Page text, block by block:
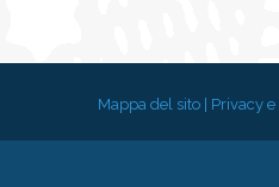
Mappa del sito Privacy